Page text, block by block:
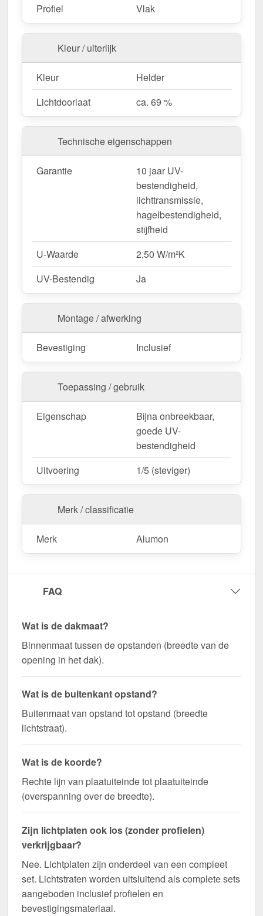
Fietsenstallingen & tuinconstructies
duurzaam.
Bestel nu uw Alumon lichtstraat | Type 1/5 –
Inclusief bevestiging en met 10 jaar UV-
bestendigheid, lichttransmissie,
hagelbestendigheid, stijfheid garantie!
Licht, sterk & duurzaam – perfect voor elk project!
Opgelet:Kopschotten optioneel te bestellen.
Wegens maatwerk / customisatie van herroepingsrecht uitgezonderd
Profiel Vlak
Kleur / uiterlijk
Kleur
Helder
Lichtdoorlaat
ca. 69 %
Technische eigenschappen
Garantie
10 jaar UV-
bestendigheid,
lichttransmissie,
hagelbestendigheid,
stijfheid
U-Waarde
2,50 W/m²K
UV-Bestendig
Ja
Montage / afwerking
Bevestiging Inclusief
Toepassing / gebruik
Eigenschap
Bijna onbreekbaar,
goede UV-
bestendigheid
Uitvoering
1/5 (steviger)
Merk / classificatie
Merk Alumon
FAQ
Wat is de dakmaat?
Binnenmaat tussen de opstanden (breedte van de
opening in het dak).
Wat is de buitenkant opstand?
Buitenmaat van opstand tot opstand (breedte
lichtstraat).
Wat is de koorde?
Rechte lijn van plaatuiteinde tot plaatuiteinde
(overspanning over de breedte).
Zijn lichtplaten ook los (zonder profielen)
verkrijgbaar?
Nee. Lichtplaten zijn onderdeel van een compleet
set. Lichtstraten worden uitsluitend als complete sets
aangeboden inclusief profielen en
bevestigingsmateriaal.